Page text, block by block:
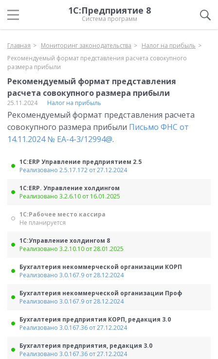
1С:Предприятие 8
Система программ
Главная Мониторинг законодательства
Налог на прибыль
Рекомендуемый формат представления расчета совокупного
размера прибыли
Рекомендуемый формат представления
расчета совокупного размера прибыли
25.11.2024 Налог на прибыль
Рекомендуемый формат представления расчета
совокупного размера прибыли Письмо ФНС от
14.11.2024 № ЕА-4-3/12994@.
1С:ERP Управление предприятием 2.5
Реализовано 2.5.17.172 от 27.12.2024
1С:ERP. Управление холдингом
Реализовано 3.2.6.10 от 16.01.2025
1С:Рабочее место кассира
Не планируется
1С:Управление холдингом 8
Реализовано 3.2.10.10 от 28.01.2025
Бухгалтерия некоммерческой организации КОРП
Реализовано 3.0.167.9 от 28.12.2024
Бухгалтерия некоммерческой организации Проф
Реализовано 3.0.167.9 от 28.12.2024
Бухгалтерия предприятия КОРП, редакция 3.0
Реализовано 3.0.167.36 от 27.12.2024
Бухгалтерия предприятия, редакция 3.0
Реализовано 3.0.167.36 от 27.12.2024